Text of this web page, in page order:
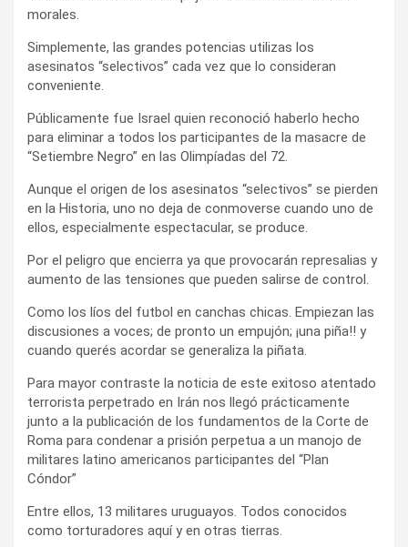
morales.
Simplemente, las grandes potencias utilizas los
asesinatos “selectivos” cada vez que lo consideran
conveniente.
Públicamente fue Israel quien reconoció haberlo hecho
para eliminar a todos los participantes de la masacre de
“Setiembre Negro” en las Olimpíadas del 72.
Aunque el origen de los asesinatos “selectivos” se pierden
en la Historia, uno no deja de conmoverse cuando uno de
ellos, especialmente espectacular, se produce.
Por el peligro que encierra ya que provocarán represalias y
aumento de las tensiones que pueden salirse de control.
Como los líos del futbol en canchas chicas. Empiezan las
discusiones a voces; de pronto un empujón; ¡una piña!! y
cuando querés acordar se generaliza la piñata.
Para mayor contraste la noticia de este exitoso atentado
terrorista perpetrado en Irán nos llegó prácticamente
junto a la publicación de los fundamentos de la Corte de
Roma para condenar a prisión perpetua a un manojo de
militares latino americanos participantes del “Plan
Cóndor”
Entre ellos, 13 militares uruguayos. Todos conocidos
como torturadores aquí y en otras tierras.